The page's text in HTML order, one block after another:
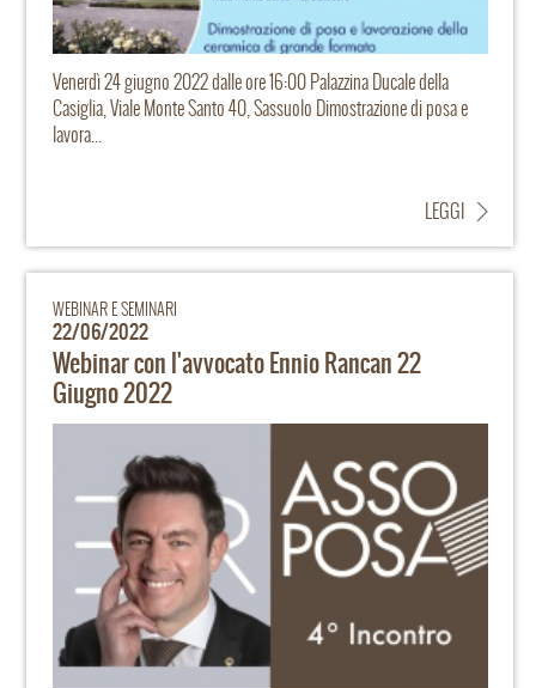
Venerdì 24 giugno 2022 dalle ore 16:00 Palazzina Ducale della
Casiglia, Viale Monte Santo 40, Sassuolo Dimostrazione di posa e
lavora...
LEGGI
WEBINAR E SEMINARI
22/06/2022
Webinar con l'avvocato Ennio Rancan 22
Giugno 2022